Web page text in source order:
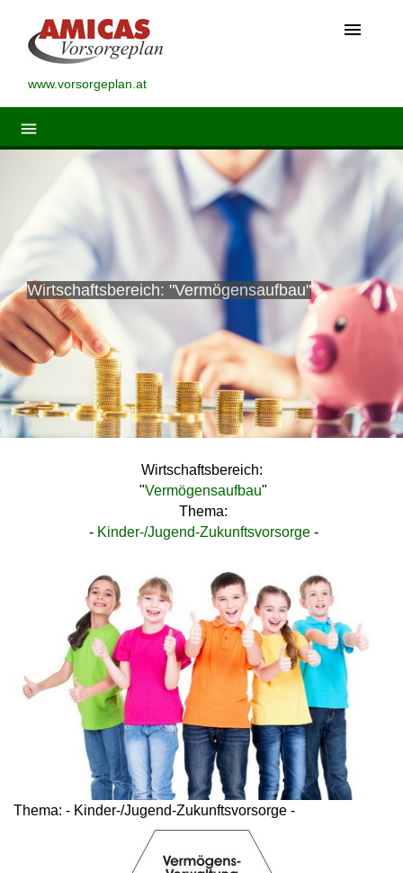
menu
www.vorsorgeplan.at
menu
Wirtschaftsbereich: "Vermögensaufbau"
Wirtschaftsbereich:
"Vermögensaufbau"
Thema:
- Kinder-/Jugend-Zukunftsvorsorge-
Thema: - Kinder-/Jugend-Zukunftsvorsorge -